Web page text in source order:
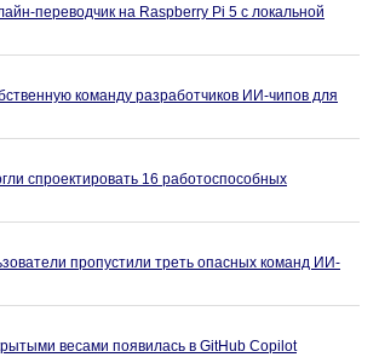
переводчик на Raspberry Pi 5 с локальной
команду разработчиков ИИ-чипов для
спроектировать 16 работоспособных
пропустили треть опасных команд ИИ-
весами появилась в GitHub Copilot